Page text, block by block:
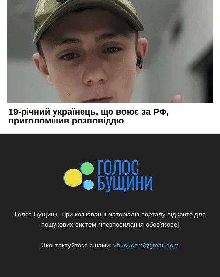
Голос Бущини. При копіюванні матеріалів порталу відкрите для
пошукових систем гіперпосилання обов'язове!
Зконтактуйтеся з нами: vbuskcom@gmail.com